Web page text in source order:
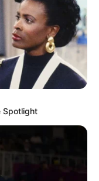
Spotlight